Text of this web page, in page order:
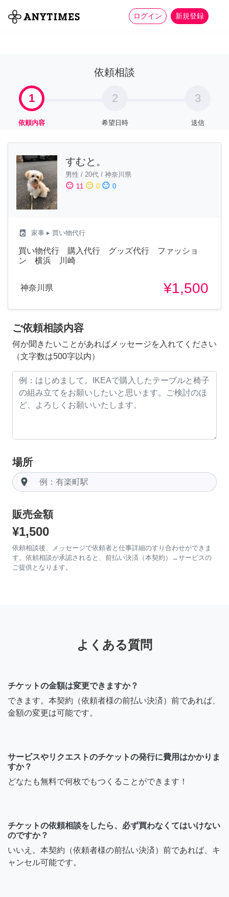
ログイン 新規登録
全て 家事 more_horiz
依頼相談
1
依頼内容
2
希望日時
3
送信
すむと。
男性 / 20代 / 神奈川県
sentiment_satisfied 11 sentiment_neutral 0 sentiment_dissatisfied 0
local_laundry_service 家事 ▸ 買い物代行
買い物代行 購入代行 グッズ代行 ファッショ
ン 横浜 川崎
神奈川県 ¥1,500
ご依頼相談内容
何か聞きたいことがあればメッセージを入れてください
（文字数は500字以内）
場所
room
販売金額
¥1,500
依頼相談後、メッセージで依頼者と仕事詳細のすり合わせができま
す。依頼相談が承認されると、前払い決済（本契約）→サービスの
ご提供となります。
よくある質問
チケットの金額は変更できますか？
できます。本契約（依頼者様の前払い決済）前であれば、
金額の変更は可能です。
サービスやリクエストのチケットの発行に費用はかかりま
すか？
どなたも無料で何枚でもつくることができます！
チケットの依頼相談をしたら、必ず買わなくてはいけない
のですか？
いいえ。本契約（依頼者様の前払い決済）前であれば、キ
ャンセル可能です。